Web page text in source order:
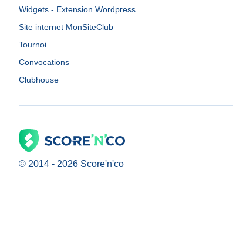
Widgets - Extension Wordpress
Site internet MonSiteClub
Tournoi
Convocations
Clubhouse
© 2014 - 2026 Score'n'co